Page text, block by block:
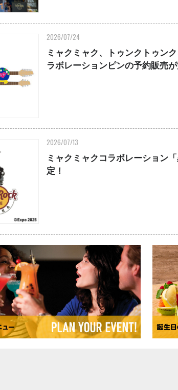
2026/07/24
ミャクミャク、トゥンクトゥン
ラボレーションピンの予約販売が
2026/07/13
ミャクミャクコラボレーション
定！